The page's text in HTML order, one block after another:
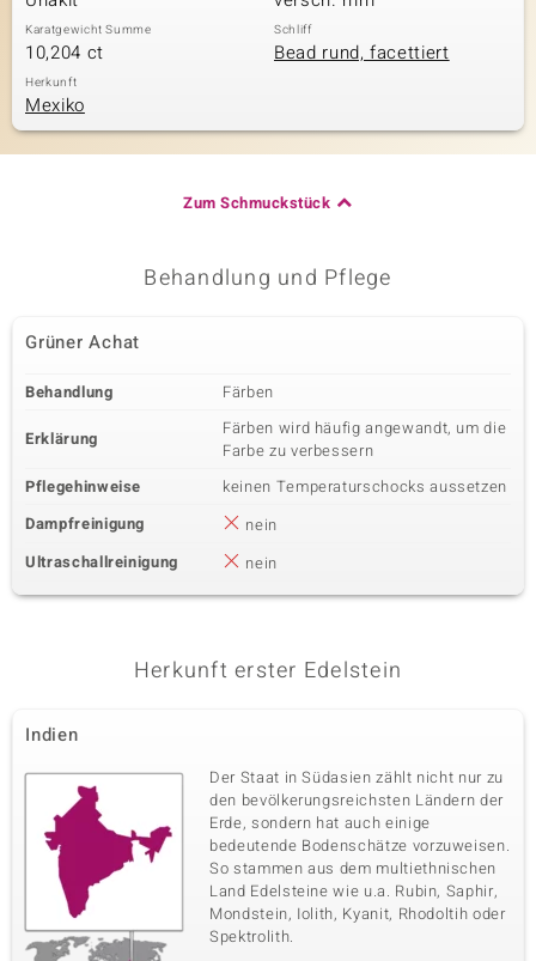
Karatgewicht Summe
10,204 ct
Schliff
Bead rund, facettiert
Herkunft
Mexiko
Zum Schmuckstück
Behandlung und Pflege
Grüner Achat
Behandlung Färben
Erklärung
Färben wird häufig angewandt, um die
Farbe zu verbessern
Pflegehinweise
keinen Temperaturschocks aussetzen
Dampfreinigung
nein
Ultraschallreinigung
nein
Herkunft erster Edelstein
Indien
Der Staat in Südasien zählt nicht nur zu
den bevölkerungsreichsten Ländern der
Erde, sondern hat auch einige
bedeutende Bodenschätze vorzuweisen.
So stammen aus dem multiethnischen
Land Edelsteine wie u.a. Rubin, Saphir,
Mondstein, Iolith, Kyanit, Rhodoltih oder
Spektrolith.